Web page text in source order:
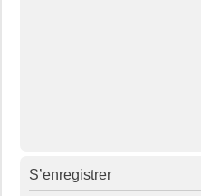
S’enregistrer